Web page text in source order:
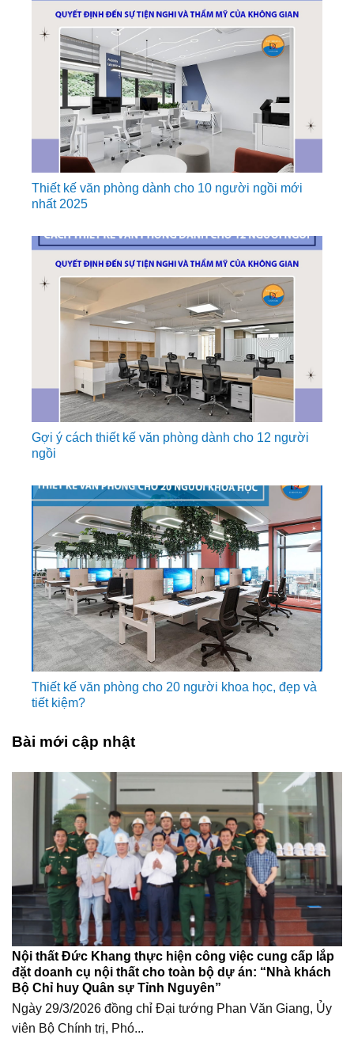
Thiết kế văn phòng dành cho 10 người ngồi mới
nhất 2025
Gợi ý cách thiết kế văn phòng dành cho 12 người
ngồi
Thiết kế văn phòng cho 20 người khoa học, đẹp và
tiết kiệm?
Bài mới cập nhật
Nội thất Đức Khang thực hiện công việc cung cấp lắp
đặt doanh cụ nội thất cho toàn bộ dự án: “Nhà khách
Bộ Chỉ huy Quân sự Tỉnh Nguyên”
Ngày 29/3/2026 đồng chỉ Đại tướng Phan Văn Giang, Ủy
viên Bộ Chính trị, Phó...